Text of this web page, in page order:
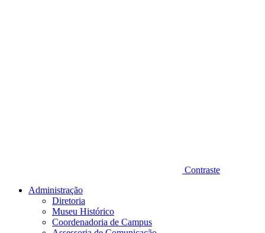
Contraste
Administração
Diretoria
Museu Histórico
Coordenadoria de Campus